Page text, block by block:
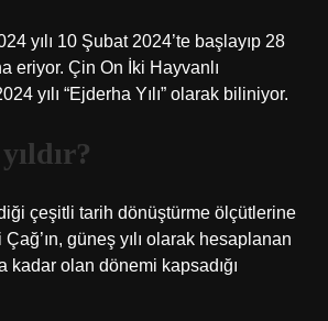
yılı 10 Şubat 2024’te başlayıp 28
eriyor. Çin On İki Hayvanlı
yılı “Ejderha Yılı” olarak biliniyor.
çeşitli tarih dönüştürme ölçütlerine
güneş yılı olarak hesaplanan
kadar olan dönemi kapsadığı